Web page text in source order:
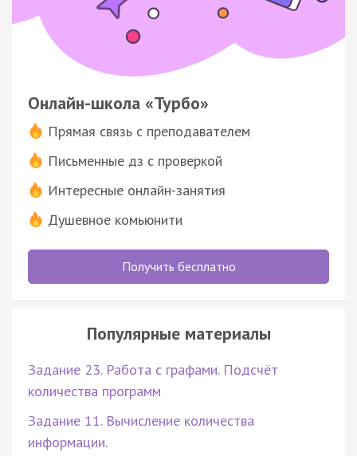
Онлайн-школа «Турбо»
Прямая связь с преподавателем
Письменные дз с проверкой
Интересные онлайн-занятия
Душевное комьюнити
Получить бесплатно
Популярные материалы
Задание 23. Работа с графами. Подсчёт
количества программ
Задание 11. Вычисление количества
информации.